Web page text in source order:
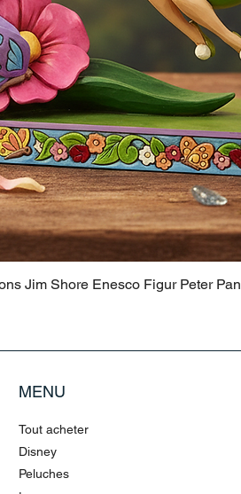
Jim Shore Enesco Figur Peter Pan
MENU
Tout acheter
Disney
Peluches